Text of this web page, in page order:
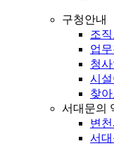
구청안내
조직
업
청
시
찾
서대문의
변
서